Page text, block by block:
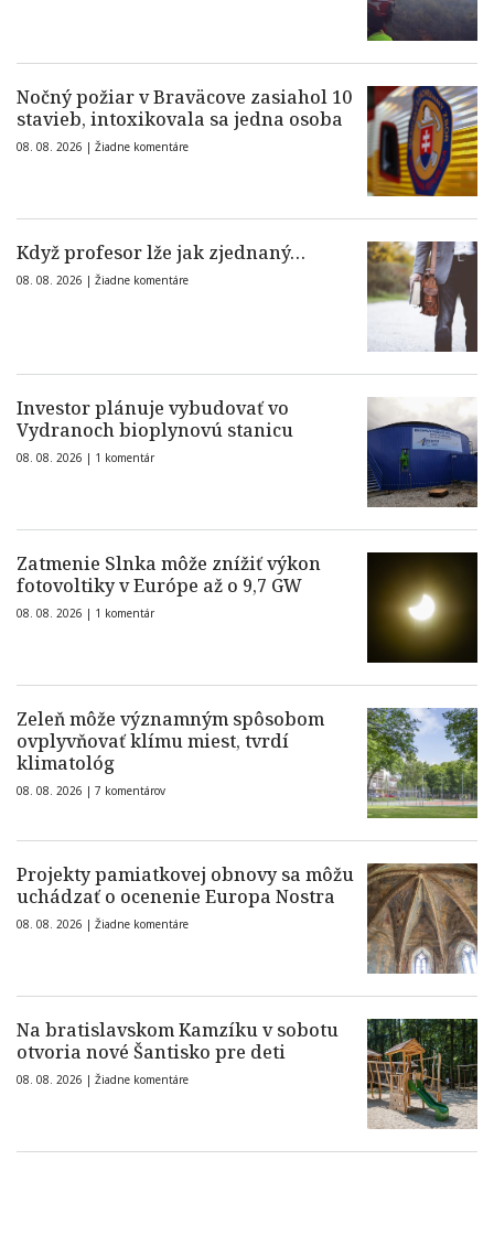
Nočný požiar v Braväcove zasiahol 10
stavieb, intoxikovala sa jedna osoba
08. 08. 2026 | Žiadne komentáre
Když profesor lže jak zjednaný…
08. 08. 2026 | Žiadne komentáre
Investor plánuje vybudovať vo
Vydranoch bioplynovú stanicu
08. 08. 2026 | 1 komentár
Zatmenie Slnka môže znížiť výkon
fotovoltiky v Európe až o 9,7 GW
08. 08. 2026 | 1 komentár
Zeleň môže významným spôsobom
ovplyvňovať klímu miest, tvrdí
klimatológ
08. 08. 2026 | 7 komentárov
Projekty pamiatkovej obnovy sa môžu
uchádzať o ocenenie Europa Nostra
08. 08. 2026 | Žiadne komentáre
Na bratislavskom Kamzíku v sobotu
otvoria nové Šantisko pre deti
08. 08. 2026 | Žiadne komentáre